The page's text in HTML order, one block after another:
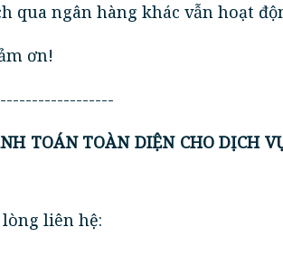
qua ngân hàng khác vẫn hoạt
ơn!
TOÁN TOÀN DIỆN CHO DỊCH
liên hệ: